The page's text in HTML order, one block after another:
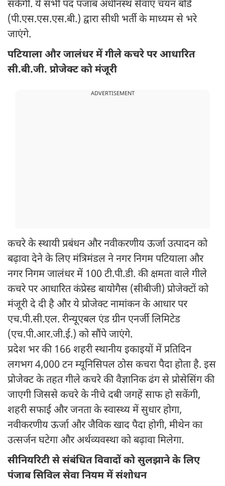
सकेगी. ये सभी पद पंजाब अधीनस्थ सेवाएं चयन बोर्ड
(पी.एस.एस.एस.बी.) द्वारा सीधी भर्ती के माध्यम से भरे
जाएंगे.
पटियाला और जालंधर में गीले कचरे पर आधारित
सी.बी.जी. प्रोजेक्ट को मंजूरी
ADVERTISEMENT
कचरे के स्थायी प्रबंधन और नवीकरणीय ऊर्जा उत्पादन को
बढ़ावा देने के लिए मंत्रिमंडल ने नगर निगम पटियाला और
नगर निगम जालंधर में 100 टी.पी.डी. की क्षमता वाले गीले
कचरे पर आधारित कंप्रेस्ड बायोगैस (सीबीजी) प्रोजेक्टों को
मंजूरी दे दी है और ये प्रोजेक्ट नामांकन के आधार पर
एच.पी.सी.एल. रीन्यूएबल एंड ग्रीन एनर्जी लिमिटेड
(एच.पी.आर.जी.ई.) को सौंपे जाएंगे.
प्रदेश भर की 166 शहरी स्थानीय इकाइयों में प्रतिदिन
लगभग 4,000 टन म्यूनिसिपल ठोस कचरा पैदा होता है. इस
प्रोजेक्ट के तहत गीले कचरे की वैज्ञानिक ढंग से प्रोसेसिंग की
जाएगी जिससे कचरे के नीचे दबी जगहें साफ हो सकेंगी,
शहरी सफाई और जनता के स्वास्थ्य में सुधार होगा,
नवीकरणीय ऊर्जा और जैविक खाद पैदा होगी, मीथेन का
उत्सर्जन घटेगा और अर्थव्यवस्था को बढ़ावा मिलेगा.
सीनियरिटी से संबंधित विवादों को सुलझाने के लिए
पंजाब सिविल सेवा नियम में संशोधन